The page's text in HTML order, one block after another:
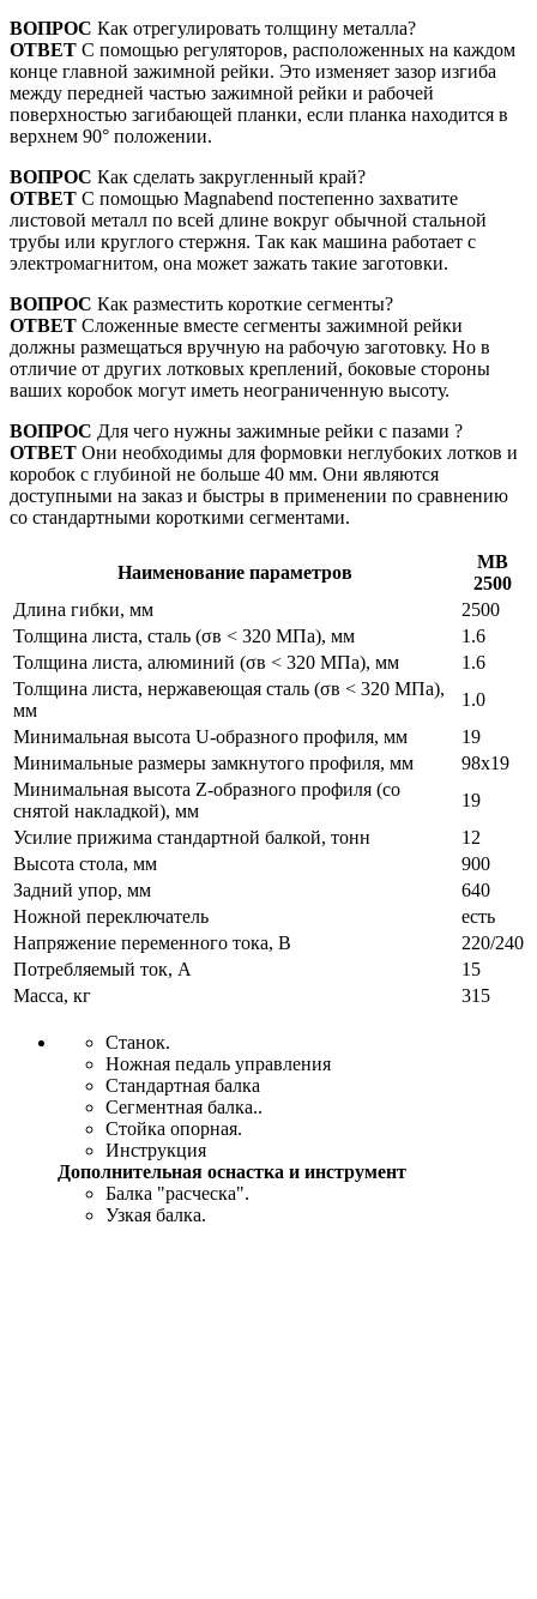
ВОПРОС Как отрегулировать толщину металла?
ОТВЕТ С помощью регуляторов, расположенных на каждом
конце главной зажимной рейки. Это изменяет зазор изгиба
между передней частью зажимной рейки и рабочей
поверхностью загибающей планки, если планка находится в
верхнем 90° положении.
ВОПРОС Как сделать закругленный край?
ОТВЕТ С помощью Magnabend постепенно захватите
листовой металл по всей длине вокруг обычной стальной
трубы или круглого стержня. Так как машина работает с
электромагнитом, она может зажать такие заготовки.
ВОПРОС Как разместить короткие сегменты?
ОТВЕТ Сложенные вместе сегменты зажимной рейки
должны размещаться вручную на рабочую заготовку. Но в
отличие от других лотковых креплений, боковые стороны
ваших коробок могут иметь неограниченную высоту.
ВОПРОС Для чего нужны зажимные рейки с пазами ?
ОТВЕТ Они необходимы для формовки неглубоких лотков и
коробок с глубиной не больше 40 мм. Они являются
доступными на заказ и быстры в применении по сравнению
со стандартными короткими сегментами.
Наименование параметров
MB
2500
Длина гибки, мм
2500
Толщина листа, сталь (σв < 320 МПа), мм
1.6
Толщина листа, алюминий (σв < 320 МПа), мм
1.6
Толщина листа, нержавеющая сталь (σв < 320 МПа),
мм
1.0
Минимальная высота U-образного профиля, мм
19
Минимальные размеры замкнутого профиля, мм
98x19
Минимальная высота Z-образного профиля (со
снятой накладкой), мм
19
Усилие прижима стандартной балкой, тонн
12
Высота стола, мм
900
Задний упор, мм
640
Ножной переключатель
есть
Напряжение переменного тока, В
220/240
Потребляемый ток, А
15
Масса, кг
315
Станок.
Ножная педаль управления
Стандартная балка
Сегментная балка..
Стойка опорная.
Инструкция
Дополнительная оснастка и инструмент
Балка "расческа".
Узкая балка.